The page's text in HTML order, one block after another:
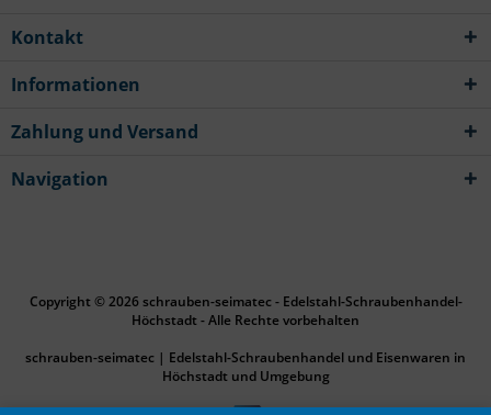
Kontakt
Informationen
Zahlung und Versand
Navigation
Copyright © 2026 schrauben-seimatec - Edelstahl-Schraubenhandel-
Höchstadt - Alle Rechte vorbehalten
schrauben-seimatec | Edelstahl-Schraubenhandel und Eisenwaren in
Höchstadt und Umgebung